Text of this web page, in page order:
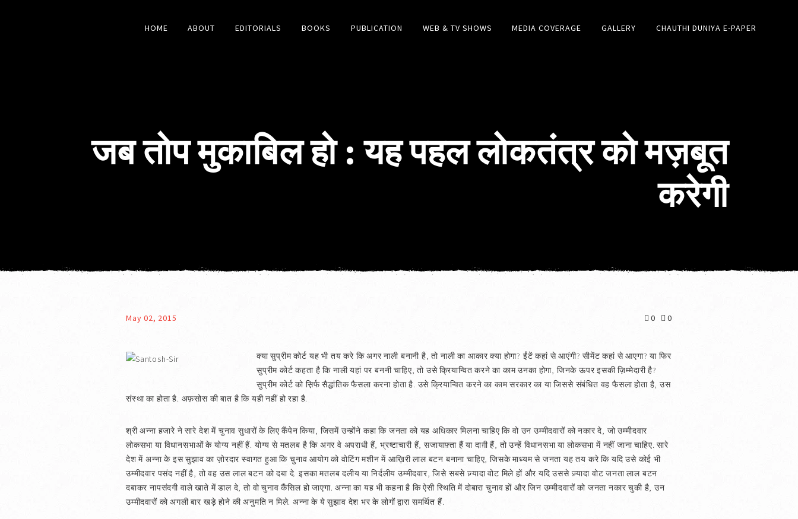
HOME ABOUT EDITORIALS BOOKS PUBLICATION WEB & TV SHOWS MEDIA COVERAGE GALLERY CHAUTHI DUNIYA E-PAPER
जब तोप मुकाबिल हो : यह पहल लोकतंत्र को मज़बूत
करेगी
May 02, 2015 0 0
क्या सुप्रीम कोर्ट यह भी तय करे कि अगर नाली बनानी है, तो नाली का आकार क्या होगा? ईंटें कहां से आएंगी? सीमेंट कहां से आएगा? या फिर
सुप्रीम कोर्ट कहता है कि नाली यहां पर बननी चाहिए, तो उसे क्रियान्वित करने का काम उनका होगा, जिनके ऊपर इसकी ज़िम्मेदारी है?
सुप्रीम कोर्ट को स़िर्फ सैद्धांतिक फैसला करना होता है. उसे क्रियान्वित करने का काम सरकार का या जिससे संबंधित वह फैसला होता है, उस
संस्था का होता है. अफ़सोस की बात है कि यही नहीं हो रहा है.
श्री अन्ना हजारे ने सारे देश में चुनाव सुधारों के लिए कैंपेन किया, जिसमें उन्होंने कहा कि जनता को यह अधिकार मिलना चाहिए कि वो उन उम्मीदवारों को नकार दे, जो उम्मीदवार
लोकसभा या विधानसभाओं के योग्य नहीं हैं. योग्य से मतलब है कि अगर वे अपराधी हैं, भ्रष्टाचारी हैं, सजायाफ़्ता हैं या दाग़ी हैं, तो उन्हें विधानसभा या लोकसभा में नहीं जाना चाहिए. सारे
देश में अन्ना के इस सुझाव का ज़ोरदार स्वागत हुआ कि चुनाव आयोग को वोटिंग मशीन में आख़िरी लाल बटन बनाना चाहिए, जिसके माध्यम से जनता यह तय करे कि यदि उसे कोई भी
उम्मीदवार पसंद नहीं है, तो वह उस लाल बटन को दबा दे. इसका मतलब दलीय या निर्दलीय उम्मीदवार, जिसे सबसे ज़्यादा वोट मिले हों और यदि उससे ज़्यादा वोट जनता लाल बटन
दबाकर नापसंदगी वाले खाते में डाल दे, तो वो चुनाव कैंसिल हो जाएगा. अन्ना का यह भी कहना है कि ऐसी स्थिति में दोबारा चुनाव हों और जिन उम्मीदवारों को जनता नकार चुकी है, उन
उम्मीदवारों को अगली बार खड़े होने की अनुमति न मिले. अन्ना के ये सुझाव देश भर के लोगों द्वारा समर्थित हैं.